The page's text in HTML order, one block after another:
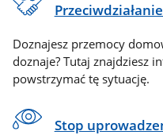
Doznajesz przemocy
doznaje? Tutaj znajdziesz
powstrzymać tę sytuację.
Stop